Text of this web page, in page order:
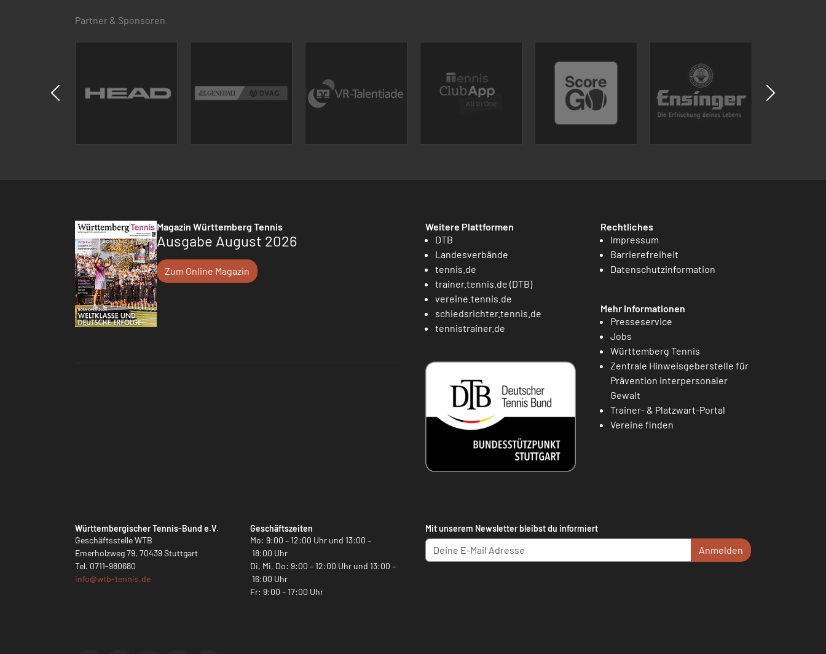
Partner & Sponsoren
Magazin Württemberg Tennis
Ausgabe August 2026
Zum Online Magazin
Weitere Plattformen
DTB
Landesverbände
tennis.de
trainer.tennis.de (DTB)
vereine.tennis.de
schiedsrichter.tennis.de
tennistrainer.de
Rechtliches
Impressum
Barrierefreiheit
Datenschutzinformation
Mehr Informationen
Presseservice
Jobs
Württemberg Tennis
Zentrale Hinweisgeberstelle für
Prävention interpersonaler
Gewalt
Trainer- & Platzwart-Portal
Vereine finden
Württembergischer Tennis-Bund e.V.
Geschäftsstelle WTB
Emerholzweg 79, 70439 Stuttgart
Tel. 0711-980680
info@wtb-tennis.de
Geschäftszeiten
Mo: 9:00 – 12:00 Uhr und 13:00 –
18:00 Uhr
Di, Mi, Do: 9:00 – 12:00 Uhr und 13:00 –
16:00 Uhr
Fr: 9:00 – 17:00 Uhr
Mit unserem Newsletter bleibst du informiert
Anmelden